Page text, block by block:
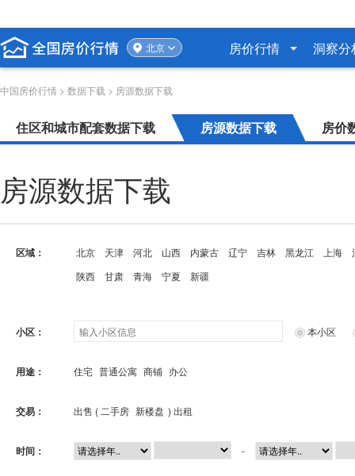
北京 房价行情 洞察分
中国房价行情 > 数据下载 > 房源数据下载
住区和城市配套数据下载 房源数据下载 房价
房源数据下载
区域： 北京 天津 河北 山西 内蒙古 辽宁 吉林 黑龙江 上海
陕西
甘肃 青海 宁夏 新疆
小区： 本小区
用途： 住宅 普通公寓 商铺 办公
交易： 出售 ( 二手房 新楼盘 ) 出租
时间： -